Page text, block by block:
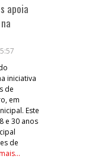
apoia
iniciativa
de
em
Este
e 30 anos
de